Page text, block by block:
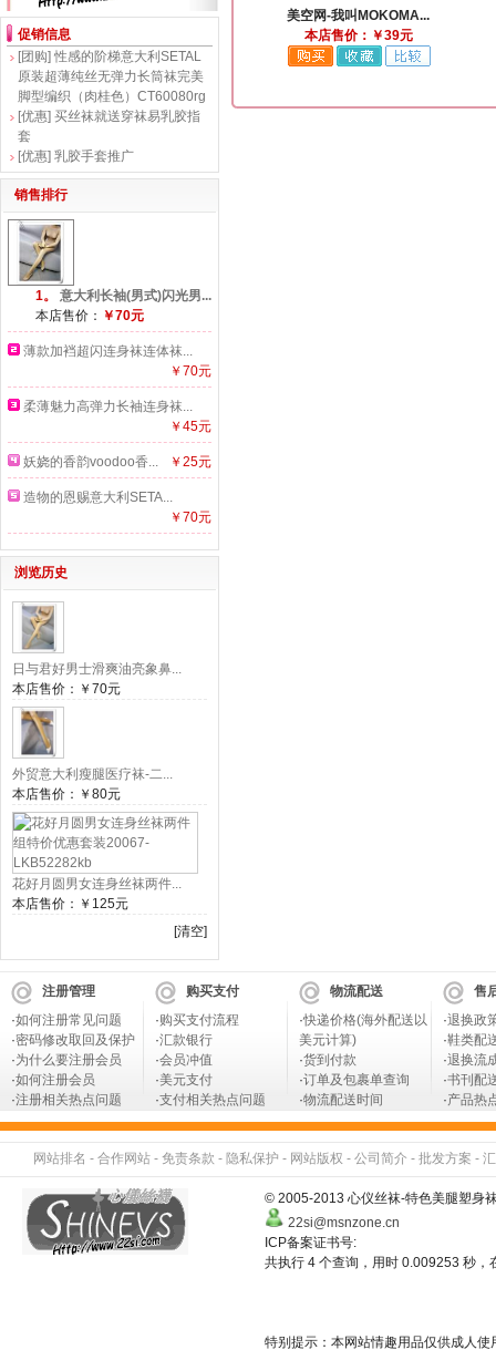
促销信息
[团购] 性感的阶梯意大利SETAL
原装超薄纯丝无弹力长筒袜完美
脚型编织（肉桂色）CT60080rg
[优惠] 买丝袜就送穿袜易乳胶指
套
[优惠] 乳胶手套推广
销售排行
1。
意大利长袖(男式)闪光男...
本店售价： ￥70元
薄款加裆超闪连身袜连体袜...
￥70元
柔薄魅力高弹力长袖连身袜...
￥45元
妖娆的香韵voodoo香... ￥25元
造物的恩赐意大利SETA...
￥70元
浏览历史
日与君好男士滑爽油亮象鼻...
本店售价： ￥70元
外贸意大利瘦腿医疗袜-二...
本店售价： ￥80元
花好月圆男女连身丝袜两件...
本店售价： ￥125元
[清空]
美空网-我叫MOKOMA...
本店售价：￥39元
注册管理
·如何注册常见问题
·密码修改取回及保护
·为什么要注册会员
·如何注册会员
·注册相关热点问题
购买支付
·购买支付流程
·汇款银行
·会员冲值
·美元支付
·支付相关热点问题
物流配送
·快递价格(海外配送以
美元计算)
·货到付款
·订单及包裹单查询
·物流配送时间
售
·退换政
·鞋类配
·退换流
·书刊配
·产品热
网站排名 - 合作网站 - 免责条款 - 隐私保护 - 网站版权 - 公司简介 - 批发方案 -
© 2005-2013 心仪丝袜-特色美腿塑身
22si@msnzone.cn
ICP备案证书号:
共执行 4 个查询，用时 0.009253 秒
特别提示：本网站情趣用品仅供成人